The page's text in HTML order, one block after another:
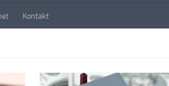
Kontakt